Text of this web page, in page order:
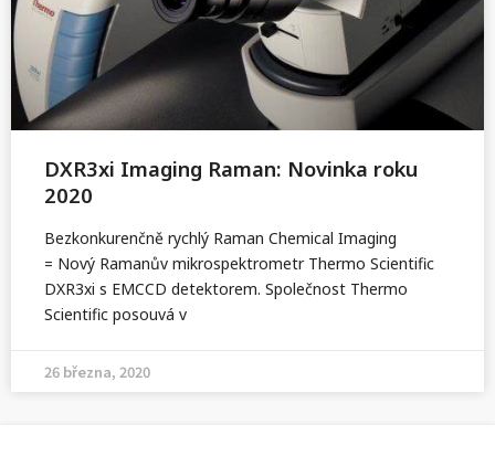
DXR3xi Imaging Raman: Novinka roku
2020
Bezkonkurenčně rychlý Raman Chemical Imaging
= Nový Ramanův mikrospektrometr Thermo Scientific
DXR3xi s EMCCD detektorem. Společnost Thermo
Scientific posouvá v
26 března, 2020